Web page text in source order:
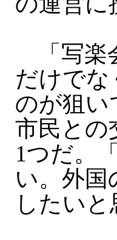
「写楽
だけでな
のが狙い
市民との
1つだ。
い。外国
したい